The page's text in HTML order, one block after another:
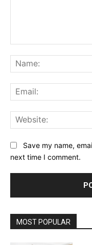
Save my name,
next time I comment.
MOST POPULAR